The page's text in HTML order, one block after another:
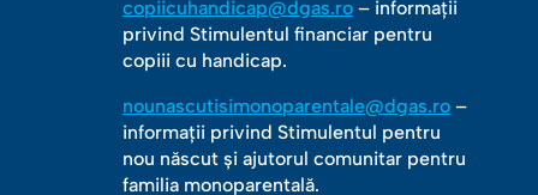
copiicuhandicap@dgas.ro– informații
privind Stimulentul financiar pentru
copiii cu handicap.
nounascutisimonoparentale@dgas.ro–
informații privind Stimulentul pentru
nou născut și ajutorul comunitar pentru
familia monoparentală.